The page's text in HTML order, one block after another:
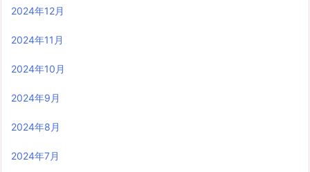
2024年12月
2024年11月
2024年10月
2024年9月
2024年8月
2024年7月